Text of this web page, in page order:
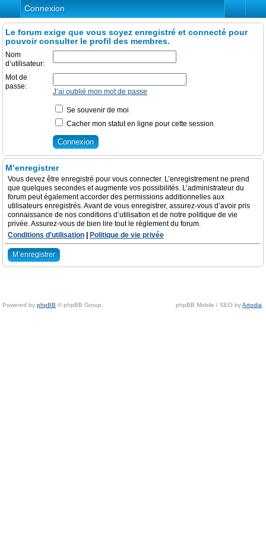
Connexion
Le forum exige que vous soyez enregistré et connecté pour
pouvoir consulter le profil des membres.
Nom
d’utilisateur:
Mot de
passe:
J’ai oublié mon mot de passe
Se souvenir de moi
Cacher mon statut en ligne pour cette session
M’enregistrer
Vous devez être enregistré pour vous connecter. L’enregistrement ne prend
que quelques secondes et augmente vos possibilités. L’administrateur du
forum peut également accorder des permissions additionnelles aux
utilisateurs enregistrés. Avant de vous enregistrer, assurez-vous d’avoir pris
connaissance de nos conditions d’utilisation et de notre politique de vie
privée. Assurez-vous de bien lire tout le règlement du forum.
Conditions d’utilisation
Politique de vie privée
M’enregistrer
Powered by phpBB © phpBB Group. phpBB Mobile / SEO byArtodia